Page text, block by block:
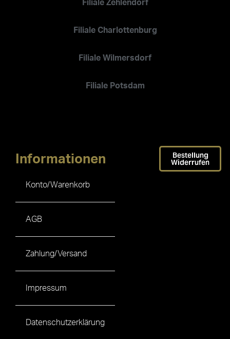
Filiale Zehlendorf
Filiale Charlottenburg
Filiale Wilmersdorf
Filiale Potsdam
Informationen
Konto/Warenkorb
AGB
Zahlung/Versand
Impressum
Datenschutzerklärung
Bestellung
Widerrufen